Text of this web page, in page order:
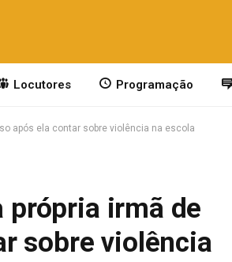
Locutores Programação
após ela contar sobre violência na escola
própria irmã de
sobre violência